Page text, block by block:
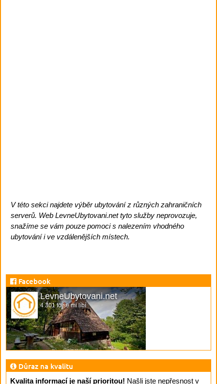
V této sekci najdete výběr ubytování z různých zahraničních
serverů. Web LevneUbytovani.net tyto služby neprovozuje,
snažíme se vám pouze pomoci s nalezením vhodného
ubytování i ve vzdálenějších místech.
Facebook
LevneUbytovani.net
4 301 to se mi líbí
Důraz na kvalitu
Kvalita informací je naší prioritou! Našli jste nepřesnost v